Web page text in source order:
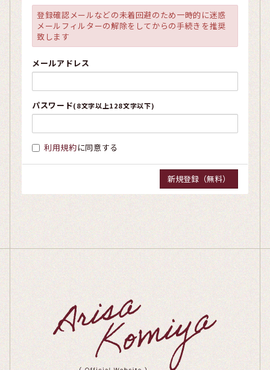
登録確認メールなどの未着回避のため一時的に迷惑
メールフィルターの解除をしてからの手続きを推奨
致します
メールアドレス
パスワード(8文字以上128文字以下)
利用規約に同意する